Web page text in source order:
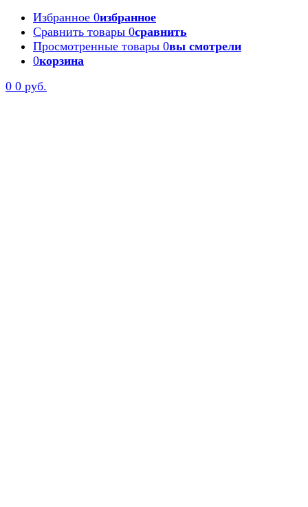
Избранное 0избранное
Сравнить товары 0сравнить
Просмотренные товары 0вы смотрели
0корзина
0 0 руб.